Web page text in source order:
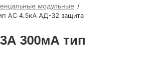
модульные
AC 4.5кА АД-32 защита
300мА тип